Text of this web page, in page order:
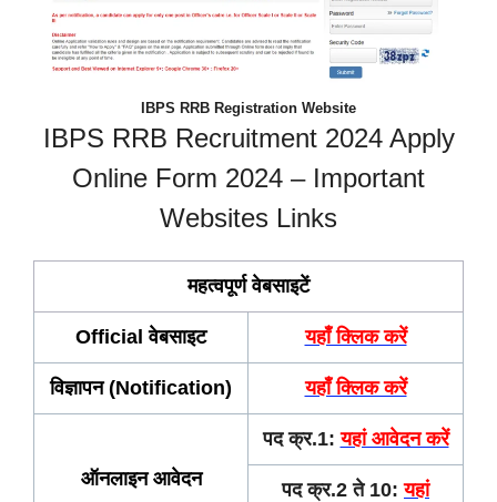
IBPS RRB Registration Website
IBPS RRB Recruitment 2024 Apply
Online Form 2024 – Important
Websites Links
महत्वपूर्ण वेबसाइटें
Official वेबसाइट यहाँ क्लिक करें
विज्ञापन (Notification) यहाँ क्लिक करें
ऑनलाइन आवेदन
पद क्र.1: यहां आवेदन करें
पद क्र.2 ते 10: यहां